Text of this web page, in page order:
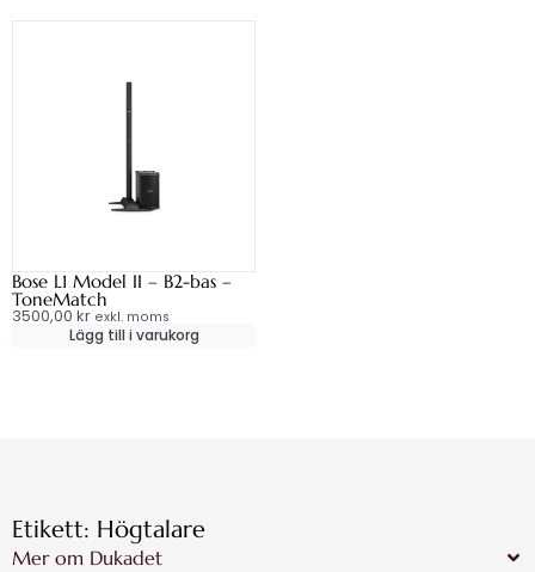
Bose L1 Model II – B2-bas –
ToneMatch
3500,00 kr exkl. moms
Lägg till i varukorg
Etikett: Högtalare
Mer om Dukadet